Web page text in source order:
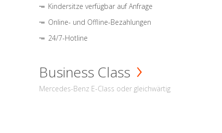
Kindersitze verfügbar auf Anfrage
Online- und Offline-Bezahlungen
24/7-Hotline
Business Class
Mercedes-Benz E-Class oder gleichwärtig